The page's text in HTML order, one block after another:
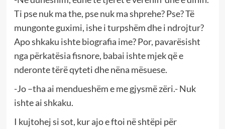
Ti pse nuk ma the, pse nuk ma shprehe? Pse? Të
mungonte guximi, ishe i turpshëm dhe i ndrojtur?
Apo shkaku ishte biografia ime? Por, pavarësisht
nga përkatësia fisnore, babai ishte mjek që e
nderonte tërë qyteti dhe nëna mësuese.
-Jo –tha ai mendueshëm e me gjysmë zëri.- Nuk
ishte ai shkaku.
I kujtohej si sot, kur ajo e ftoi në shtëpi për